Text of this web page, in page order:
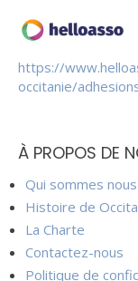
https://
occitanie/
À PROPOS DE
Qui sommes nous
Histoire de
La Charte
Contactez-nous
Politique de